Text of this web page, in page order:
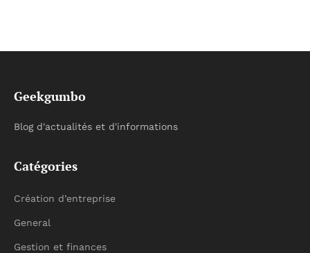
Geekgumbo
Blog d'actualités et d'informations
Catégories
Création d’entreprise
General
Gestion et finances